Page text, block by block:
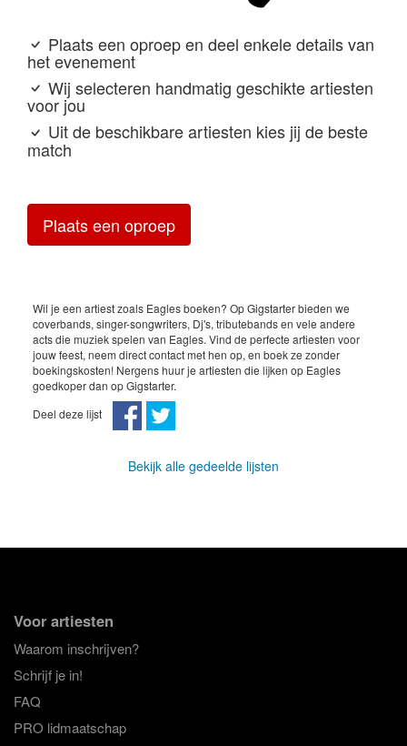
Plaats een oproep en deel enkele details van
het evenement
Wij selecteren handmatig geschikte artiesten
voor jou
Uit de beschikbare artiesten kies jij de beste
match
Plaats een oproep
Wil je een artiest zoals Eagles boeken? Op Gigstarter bieden we
coverbands, singer-songwriters, Dj's, tributebands en vele andere
acts die muziek spelen van Eagles. Vind de perfecte artiesten voor
jouw feest, neem direct contact met hen op, en boek ze zonder
boekingskosten! Nergens huur je artiesten die lijken op Eagles
goedkoper dan op Gigstarter.
Deel deze lijst
Bekijk alle gedeelde lijsten
Voor artiesten
Waarom inschrijven?
Schrijf je in!
FAQ
PRO lidmaatschap